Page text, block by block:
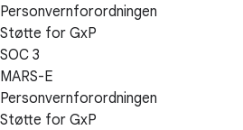
Personvernforordningen
Støtte for GxP
SOC 3
MARS-E
Personvernforordningen
Støtte for GxP